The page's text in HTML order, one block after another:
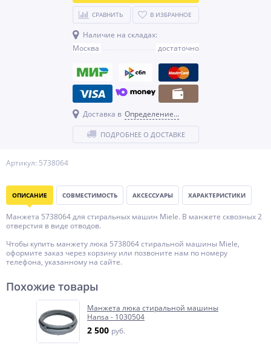
Артикул: 5738064
СРАВНИТЬ В ИЗБРАННОЕ
Наличие на складах:
Москва
достаточно
Доставка в Определение...
ПОДРОБНЕЕ О ДОСТАВКЕ
ОПИСАНИЕ СОВМЕСТИМОСТЬ АКСЕССУАРЫ ХАРАКТЕРИСТИКИ
Манжета 5738064 для стиральных машин Miele. В манжете сквозных 2
отверстия в виде отводов.
Чтобы купить манжету люка 5738064 стиральной машины Miele,
оформите заказ через корзину или позвоните нам по номеру
телефона, указанному на сайте.
Похожие товары
Манжета люка стиральной машины
Hansa - 1030504
2 500 руб.